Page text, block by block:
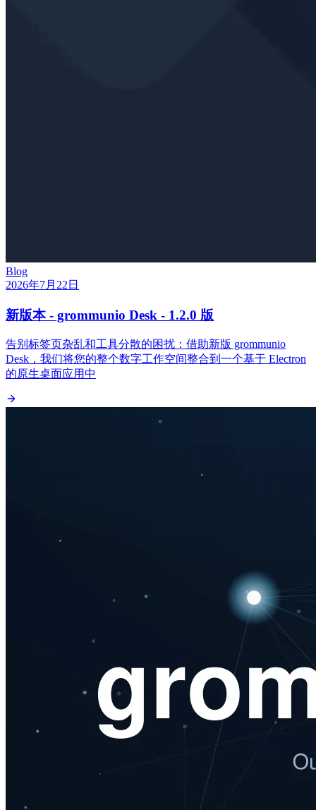
Blog
2026年7月22日
新版本 - grommunio Desk - 1.2.0 版
告别标签页杂乱和工具分散的困扰：借助新版 grommunio
Desk，我们将您的整个数字工作空间整合到一个基于 Electron
的原生桌面应用中